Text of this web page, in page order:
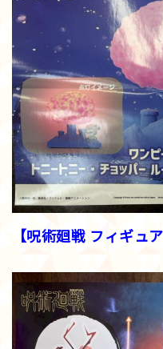
【呪術廻戦 フィギュ